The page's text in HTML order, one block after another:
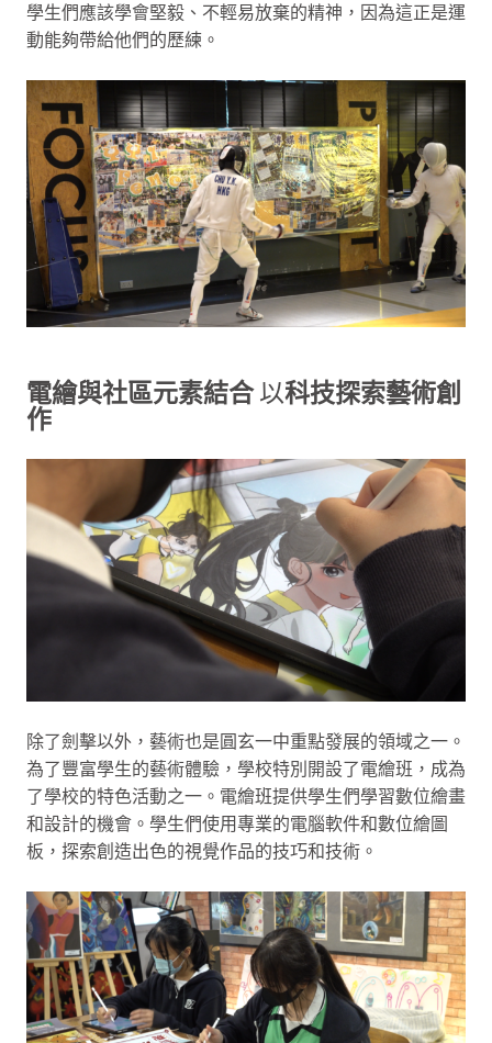
學生們應該學會堅毅、不輕易放棄的精神，因為這正是運
動能夠帶給他們的歷練。
電繪與社區元素結合以科技探索藝術創
作
除了劍擊以外，藝術也是圓玄一中重點發展的領域之一。
為了豐富學生的藝術體驗，學校特別開設了電繪班，成為
了學校的特色活動之一。電繪班提供學生們學習數位繪畫
和設計的機會。學生們使用專業的電腦軟件和數位繪圖
板，探索創造出色的視覺作品的技巧和技術。